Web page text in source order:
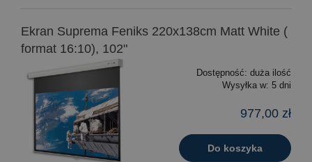
Ekran Suprema Feniks 220x138cm Matt White (
format 16:10), 102"
Dostępność: duża ilość
Wysyłka w: 5 dni
977,00 zł
Do koszyka